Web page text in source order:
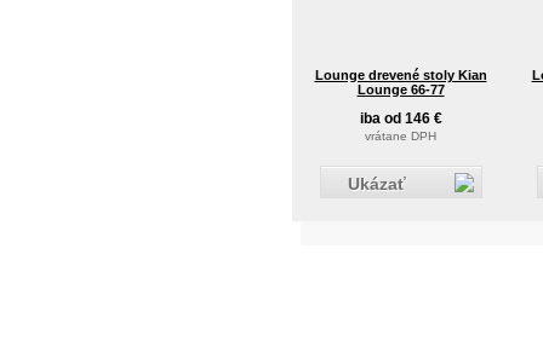
Lounge drevené stoly Kian
Lounge 66-77
iba od 146 €
vrátane DPH
Ukázať